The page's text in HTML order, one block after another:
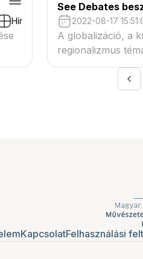
Hír
See Debates
2022-08-17
A globalizáció, a
regionalizmus
résztvevői
KapcsolatFelhasználási